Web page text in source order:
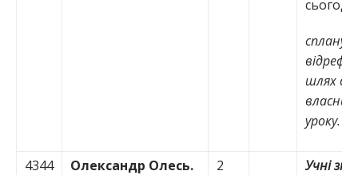
шлях
власних
уроку.
4344 Олександр Олесь.
2
Учні